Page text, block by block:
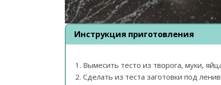
Инструкция приготовления
Вымесить тесто из творога, муки,
Сделать из теста заготовки под